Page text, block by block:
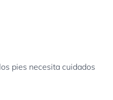
pies necesita cuidados